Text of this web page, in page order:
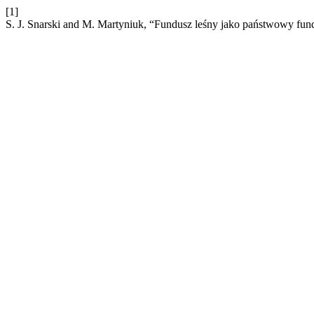
[1]
S. J. Snarski and M. Martyniuk, “Fundusz leśny jako państwowy